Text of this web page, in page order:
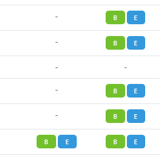
- B E
- B E
- -
- B E
- B E
B E B E